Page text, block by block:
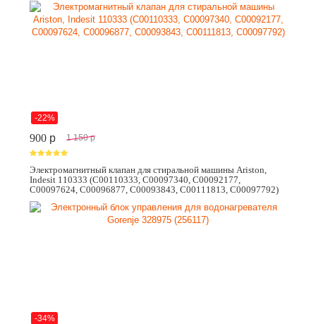
-22%
900 p 1 150 p
Электромагнитный клапан для стиральной машины Ariston,
Indesit 110333 (C00110333, C00097340, C00092177,
C00097624, C00096877, C00093843, C00111813, C00097792)
-34%